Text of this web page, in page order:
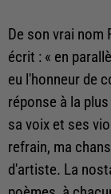
De son vrai nom
écrit : « en
eu l'honneur de
réponse à la
sa voix et ses
refrain, ma
d'artiste. La